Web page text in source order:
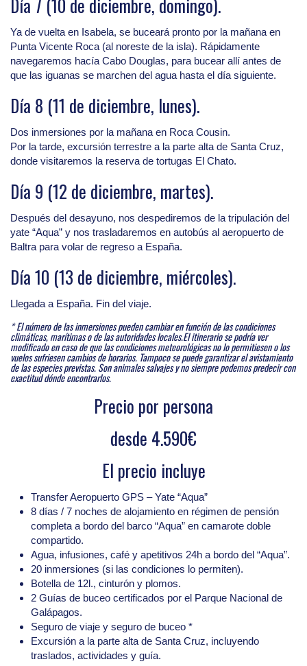
Ya de vuelta en Isabela, se buceará pronto por la mañana en
Punta Vicente Roca (al noreste de la isla). Rápidamente
navegaremos hacía Cabo Douglas, para bucear allí antes de
que las iguanas se marchen del agua hasta el día siguiente.
Día 8 (11 de diciembre, lunes).
Dos inmersiones por la mañana en Roca Cousin.
Por la tarde, excursión terrestre a la parte alta de Santa Cruz,
donde visitaremos la reserva de tortugas El Chato.
Día 9 (12 de diciembre, martes).
Después del desayuno, nos despediremos de la tripulación del
yate “Aqua” y nos trasladaremos en autobús al aeropuerto de
Baltra para volar de regreso a España.
Día 10 (13 de diciembre, miércoles).
Llegada a España. Fin del viaje.
* El número de las inmersiones pueden cambiar en función de las condiciones
climáticas, marítimas o de las autoridades locales.El itinerario se podría ver
modificado en caso de que las condiciones meteorológicas no lo permitiesen o los
vuelos sufriesen cambios de horarios. Tampoco se puede garantizar el avistamiento
de las especies previstas. Son animales salvajes y no siempre podemos predecir con
exactitud dónde encontrarlos.
Precio por persona
desde 4.590€
El precio incluye
Transfer Aeropuerto GPS – Yate “Aqua”
8 días / 7 noches de alojamiento en régimen de pensión
completa a bordo del barco “Aqua” en camarote doble
compartido.
Agua, infusiones, café y apetitivos 24h a bordo del “Aqua”.
20 inmersiones (si las condiciones lo permiten).
Botella de 12l., cinturón y plomos.
2 Guías de buceo certificados por el Parque Nacional de
Galápagos.
Seguro de viaje y seguro de buceo *
Excursión a la parte alta de Santa Cruz, incluyendo
traslados, actividades y guía.